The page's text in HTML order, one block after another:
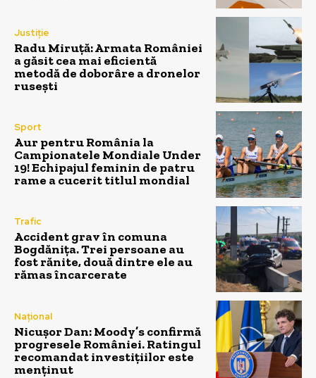
Justiție
Radu Miruță: Armata României
a găsit cea mai eficientă
metodă de doborâre a dronelor
rusești
Sport
Aur pentru România la
Campionatele Mondiale Under
19! Echipajul feminin de patru
rame a cucerit titlul mondial
Trafic
Accident grav în comuna
Bogdănița. Trei persoane au
fost rănite, două dintre ele au
rămas încarcerate
Național
Nicușor Dan: Moody’s confirmă
progresele României. Ratingul
recomandat investițiilor este
menținut